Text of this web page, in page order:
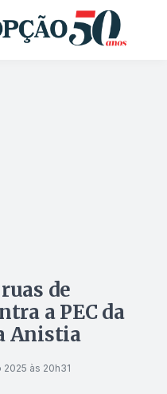
de
a PEC da
Anistia
2025 às 20h31